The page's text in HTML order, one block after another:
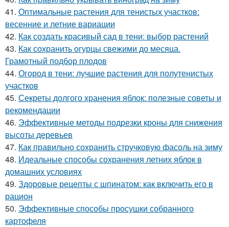
41. Оптимальные растения для тенистых участков:
весенние и летние вариации
42. Как создать красивый сад в тени: выбор растений
43. Как сохранить огурцы свежими до месяца.
Грамотный подбор плодов
44. Огород в тени: лучшие растения для полутенистых
участков
45. Секреты долгого хранения яблок: полезные советы и
рекомендации
46. Эффективные методы подрезки кроны для снижения
высоты деревьев
47. Как правильно сохранить стручковую фасоль на зиму
48. Идеальные способы сохранения летних яблок в
домашних условиях
49. Здоровые рецепты с шпинатом: как включить его в
рацион
50. Эффективные способы просушки собранного
картофеля